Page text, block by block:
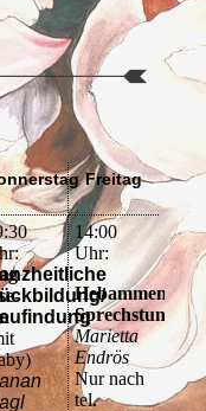
Freitag
14:00
Uhr:
Hebammen
Sprechstunde
Marietta
Endrös
Nur nach
tel.